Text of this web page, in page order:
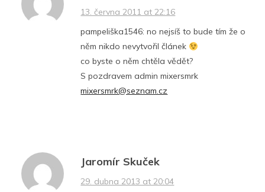
13. června 2011 at 22:16
pampeliška1546: no nejsíš to bude tím že o
něm nikdo nevytvořil článek
co byste o něm chtěla vědět?
S pozdravem admin mixersmrk
mixersmrk@seznam.cz
Jaromír Skuček
29. dubna 2013 at 20:04